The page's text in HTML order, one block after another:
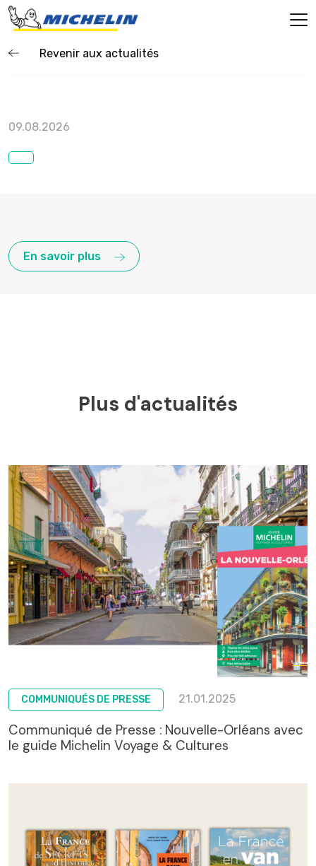
Revenir aux actualités
09.08.2026
En savoir plus
Plus d'actualités
COMMUNIQUÉS DE PRESSE 21.01.2025
Communiqué de Presse : Nouvelle-Orléans avec
le guide Michelin Voyage & Cultures